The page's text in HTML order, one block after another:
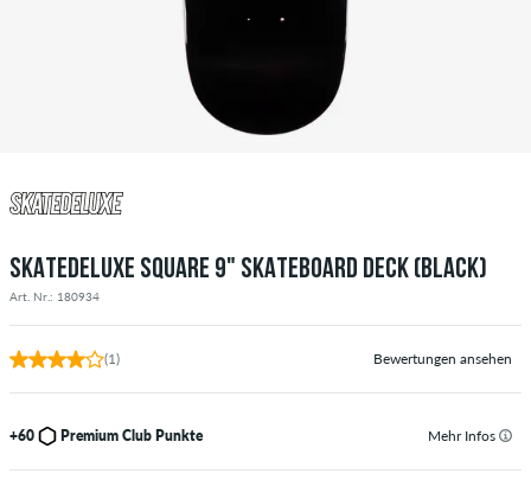
SKATEDELUXE SQUARE 9" SKATEBOARD DECK (BLACK)
Art. Nr.: 180934
(1) Bewertungen ansehen
+60 Premium Club Punkte Mehr Infos